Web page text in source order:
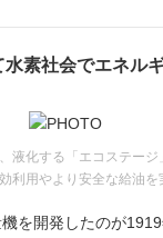
水素社会でエネル
液化する「エコステー
利用やより安全な給油を
を開発したのが